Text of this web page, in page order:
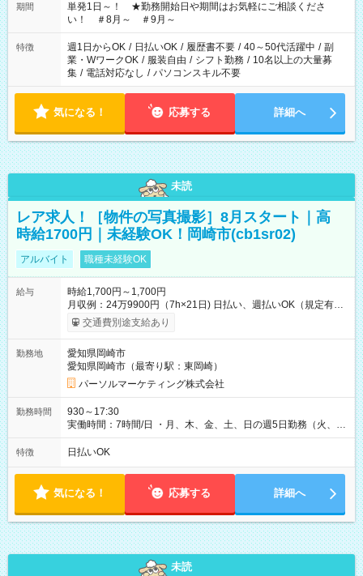
期間
単発1日～！ ★勤務開始日や期間はお気軽にご相談くださ
い！ ＃8月～ ＃9月～
特徴 週1日からOK / 日払いOK / 履歴書不要 / 40～50代活躍中 / 副
業・WワークOK / 服装自由 / シフト勤務 / 10名以上の大量募
集 / 電話対応なし / パソコンスキル不要
気になる！ 応募する 詳細へ
未読
レア求人！［物件の写真撮影］8月スタート｜高
時給1700円｜未経験OK！岡崎市(cb1sr02)
アルバイト 職種未経験OK
給与
時給1,700円～1,700円
月収例：24万9900円（7h×21日) 日払い、週払いOK（規定有
り） 【試用期間】試用期間なし
交通費別途支給あり
勤務地
愛知県岡崎市
愛知県岡崎市（最寄り駅：東岡崎）
パーソルマーケティング株式会社
勤務時間
930～17:30
実働時間：7時間/日 ・月、木、金、土、日の週5日勤務（火、水
は固定休です／夏季、年末年始等、長期休暇有り！） ・ワンシ
フト！ 残業ほぼナシ（0～5h/月）
特徴 日払いOK
気になる！ 応募する 詳細へ
未読